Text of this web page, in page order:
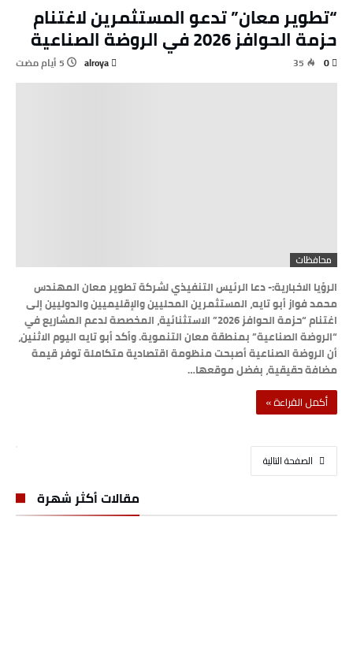
“تطوير معان” تدعو المستثمرين لاغتنام
حزمة الحوافز 2026 في الروضة الصناعية
35
محافظات
الرؤيا الاخبارية:- دعا الرئيس التنفيذي لشركة تطوير معان المهندس
محمد فواز أبو تايه، المستثمرين المحليين والإقليميين والدوليين إلى
اغتنام “حزمة الحوافز 2026” الاستثنائية، المخصصة لدعم المشاريع في
“الروضة الصناعية” بمنطقة معان التنموية. وأكد أبو تايه اليوم الاثنين،
أن الروضة الصناعية أصبحت منظومة اقتصادية متكاملة توفر قيمة
مضافة حقيقية، بفضل موقعها…
‫أكمل القراءة »‬
‫الصفحة التالية‬
مقالات أكثر شهرة